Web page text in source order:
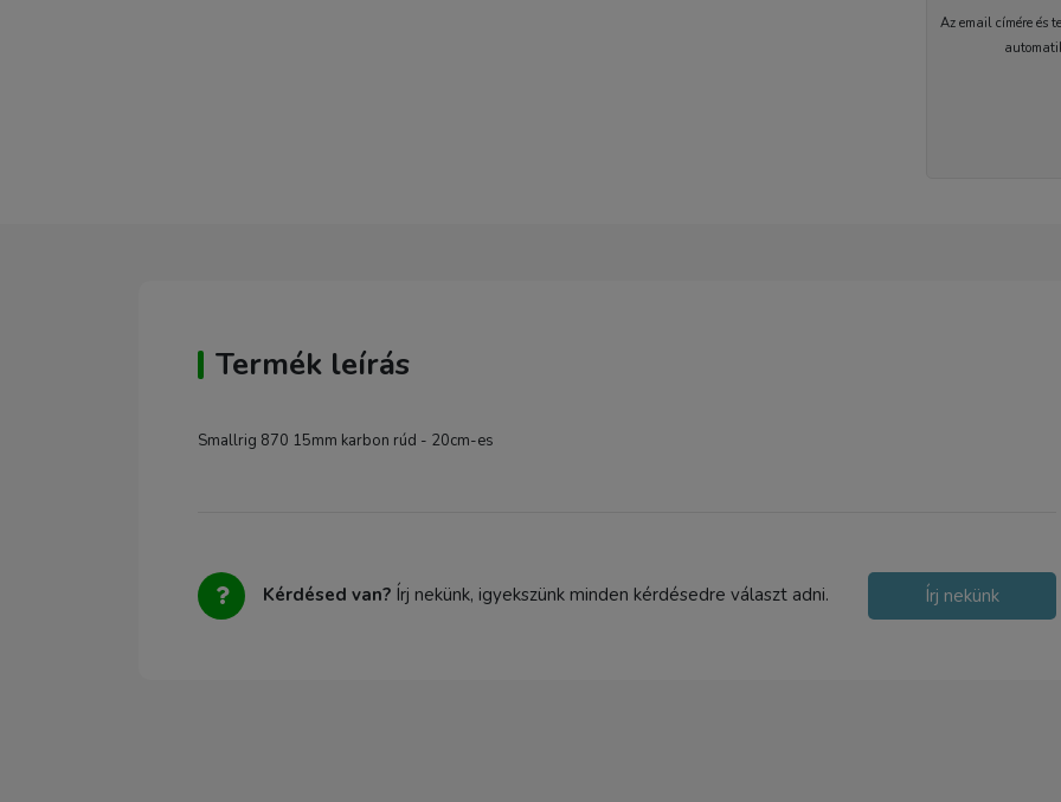
Az email címére és
Termék leírás
Smallrig 870 15mm karbon rúd - 20cm-es
Kérdésed van? Írj nekünk, igyekszünk minden kérdésedre választ adni. Írj nekünk